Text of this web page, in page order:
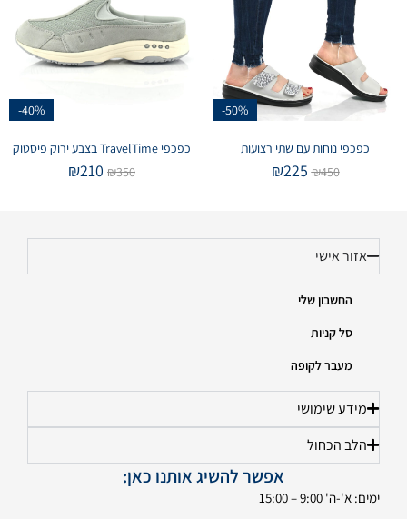
-50%
כפכפי נוחות עם שתי רצועות
₪450
₪225
-40%
כפכפי TravelTime בצבע ירוק פיסטוק
₪350
₪210
אזור אישי
החשבון שלי
סל קניות
מעבר לקופה
מידע שימושי
הלב הכחול
אפשר להשיג אותנו כאן:
ימים: א'-ה' 9:00 – 15:00